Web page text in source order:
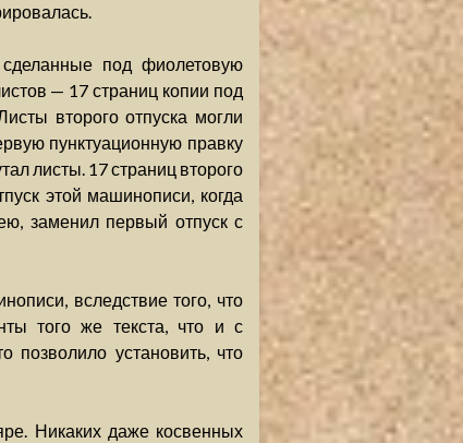
под фиолетовую
— 17 страниц копии под
второго отпуска могли
пунктуационную правку
листы. 17 страниц второго
этой машинописи, когда
заменил первый отпуск с
вследствие того, что
того же текста, что и с
позволило установить, что
Никаких даже косвенных